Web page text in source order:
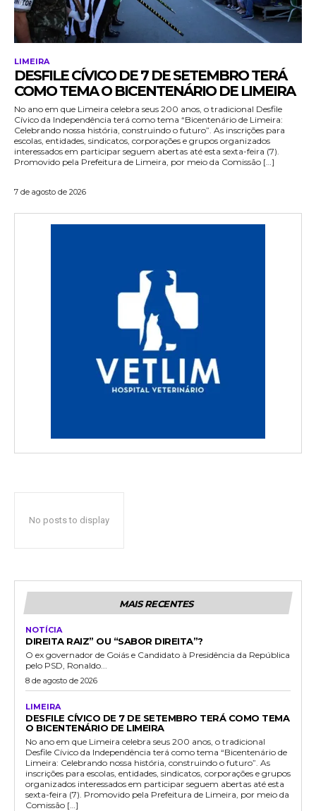
LIMEIRA
DESFILE CÍVICO DE 7 DE SETEMBRO TERÁ
COMO TEMA O BICENTENÁRIO DE LIMEIRA
No ano em que Limeira celebra seus 200 anos, o tradicional Desfile
Cívico da Independência terá como tema “Bicentenário de Limeira:
Celebrando nossa história, construindo o futuro”. As inscrições para
escolas, entidades, sindicatos, corporações e grupos organizados
interessados em participar seguem abertas até esta sexta-feira (7).
Promovido pela Prefeitura de Limeira, por meio da Comissão […]
7 de agosto de 2026
No posts to display
MAIS RECENTES
NOTÍCIA
DIREITA RAIZ” OU “SABOR DIREITA”?
O ex governador de Goiás e Candidato à Presidência da República
pelo PSD, Ronaldo...
8 de agosto de 2026
LIMEIRA
DESFILE CÍVICO DE 7 DE SETEMBRO TERÁ COMO TEMA
O BICENTENÁRIO DE LIMEIRA
No ano em que Limeira celebra seus 200 anos, o tradicional
Desfile Cívico da Independência terá como tema “Bicentenário de
Limeira: Celebrando nossa história, construindo o futuro”. As
inscrições para escolas, entidades, sindicatos, corporações e grupos
organizados interessados em participar seguem abertas até esta
sexta-feira (7). Promovido pela Prefeitura de Limeira, por meio da
Comissão […]